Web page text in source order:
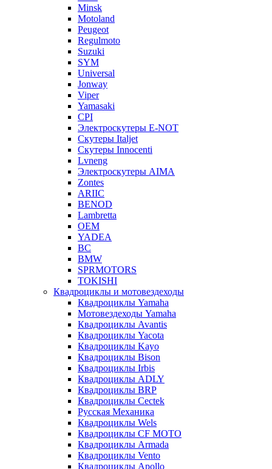
Minsk
Motoland
Peugeot
Regulmoto
Suzuki
SYM
Universal
Jonway
Viper
Yamasaki
CPI
Электроскутеры E-NOT
Скутеры Italjet
Скутеры Innocenti
Lvneng
Электроскутеры AIMA
Zontes
ARIIC
BENOD
Lambretta
OEM
YADEA
BC
BMW
SPRMOTORS
TOKISHI
Квадроциклы и мотовездеходы
Квадроциклы Yamaha
Мотовездеходы Yamaha
Квадроциклы Avantis
Квадроциклы Yacota
Квадроциклы Kayo
Квадроциклы Bison
Квадроциклы Irbis
Квадроциклы ADLY
Квадроциклы BRP
Квадроциклы Cectek
Русская Механика
Квадроциклы Wels
Квадроциклы CF MOTO
Квадроциклы Armada
Квадроциклы Vento
Квадроциклы Apollo